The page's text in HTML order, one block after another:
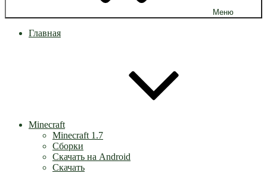
Меню
Главная
Minecraft
Minecraft 1.7
Сборки
Скачать на Android
Скачать